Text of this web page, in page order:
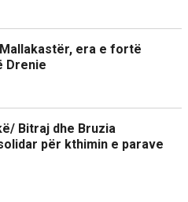
era e fortë
Drenie
Bitraj dhe Bruzia
për kthimin e parave